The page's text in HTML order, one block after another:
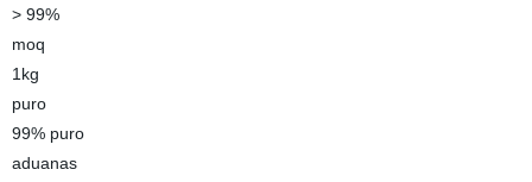
> 99%
moq
1kg
puro
99% puro
aduanas